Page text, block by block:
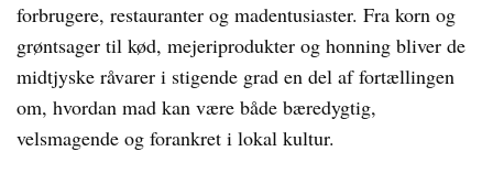
forbrugere, restauranter og madentusiaster. Fra korn og
grøntsager til kød, mejeriprodukter og honning bliver de
midtjyske råvarer i stigende grad en del af fortællingen
om, hvordan mad kan være både bæredygtig,
velsmagende og forankret i lokal kultur.